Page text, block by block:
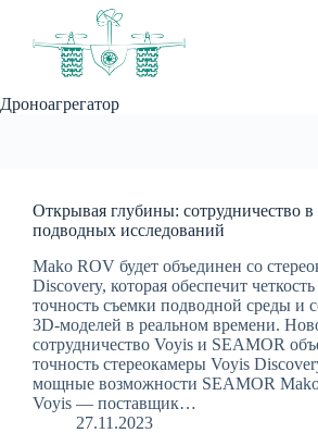
Дроноагрегатор
Открывая глубины: сотрудничество в
подводных исследований
Mako ROV будет объединен со
Discovery, которая обеспечит
точность съемки подводной среды и
3D-моделей в реальном времени.
сотрудничество Voyis и SEAMOR
точность стереокамеры Voyis
мощные возможности SEAMOR
Voyis — поставщик…
27.11.2023